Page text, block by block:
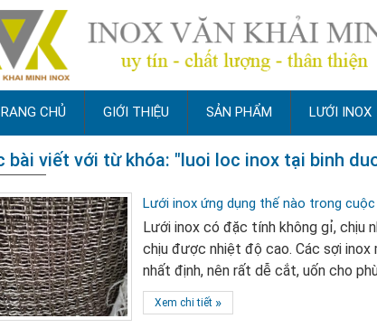
CHỦ GIỚI THIỆU SẢN PHẨM LƯỚI INOX
bài viết với từ khóa: "luoi loc inox tại binh
Lưới inox ứng dụng thế nào trong
Lưới inox có đặc tính không gỉ, chịu
chịu được nhiệt độ cao. Các sợi
nhất định, nên rất dễ cắt, uốn cho
Xem chi tiết »